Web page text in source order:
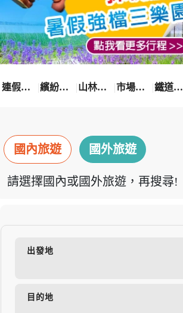
連假卡位趣 繽紛花漾季 山林輕旅行 市場最低價 鐵道觀光之旅
國內旅遊 國外旅遊
請選擇國內或國外旅遊，再搜尋!
出發地
目的地